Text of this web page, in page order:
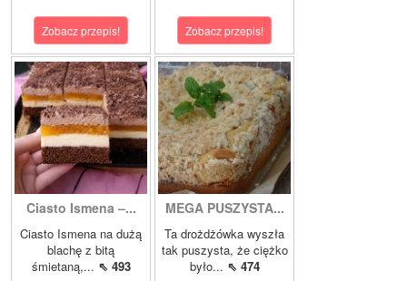
Zobacz przepis! Zobacz przepis!
Ciasto Ismena –...
Ciasto Ismena na dużą
blachę z bitą
śmietaną,... ⇖ 493
MEGA PUSZYSTA...
Ta drożdżówka wyszła
tak puszysta, że ciężko
było... ⇖ 474